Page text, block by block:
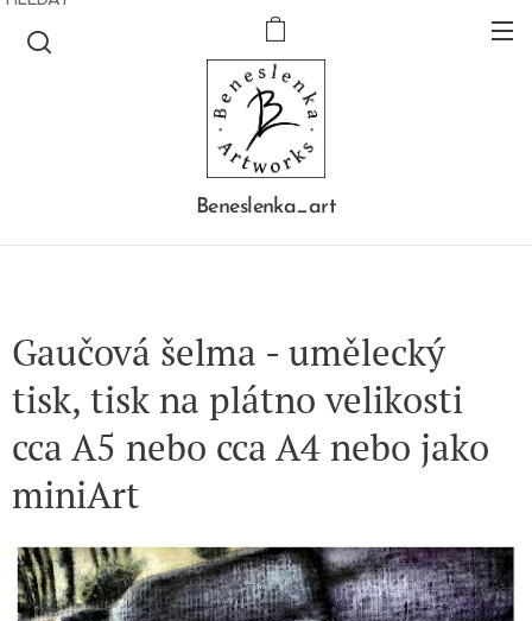
Beneslenka_art
Gaučová šelma - umělecký
tisk, tisk na plátno velikosti
cca A5 nebo cca A4 nebo jako
miniArt